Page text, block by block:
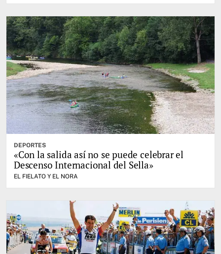
DEPORTES
«Con la salida así no se puede celebrar el
Descenso Internacional del Sella»
EL FIELATO Y EL NORA